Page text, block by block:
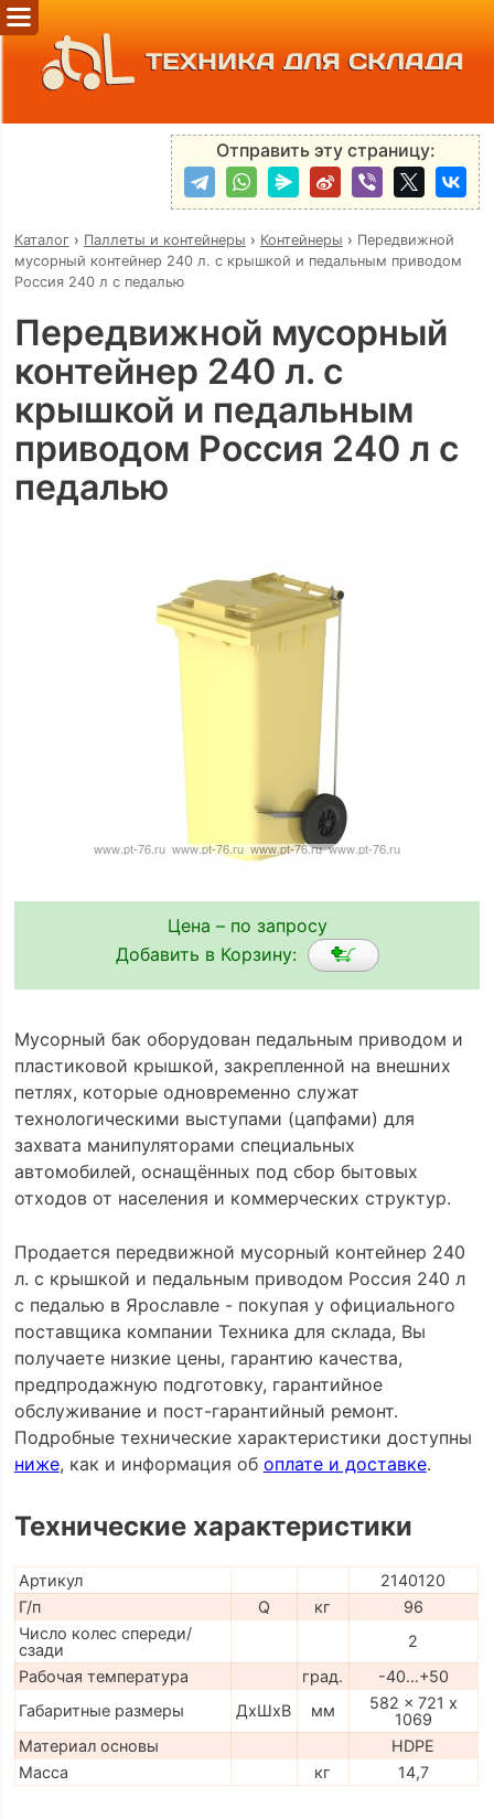
ТЕХНИКА ДЛЯ СКЛАДА
Отправить эту страницу:
Каталог› Паллеты и контейнеры › Контейнеры › Передвижной
мусорный контейнер 240 л. с крышкой и педальным приводом
Россия 240 л с педалью
Передвижной мусорный
контейнер 240 л. с
крышкой и педальным
приводом Россия 240 л с
педалью
Цена – по запросу
Добавить в Корзину:
Мусорный бак оборудован педальным приводом и
пластиковой крышкой, закрепленной на внешних
петлях, которые одновременно служат
технологическими выступами (цапфами) для
захвата манипуляторами специальных
автомобилей, оснащённых под сбор бытовых
отходов от населения и коммерческих структур.
Продается передвижной мусорный контейнер 240
л. с крышкой и педальным приводом Россия 240 л
с педалью в Ярославле - покупая у официального
поставщика компании Техника для склада, Вы
получаете низкие цены, гарантию качества,
предпродажную подготовку, гарантийное
обслуживание и пост-гарантийный ремонт.
Подробные технические характеристики доступны
ниже, как и информация об оплате и доставке.
Технические характеристики
Артикул
2140120
Г/п
Q кг
96
Число колес спереди/
сзади
2
Рабочая температура
град.
-40…+50
Габаритные размеры
ДхШхВ мм
582 x 721 x
1069
Материал основы
HDPE
Масса
кг 14,7